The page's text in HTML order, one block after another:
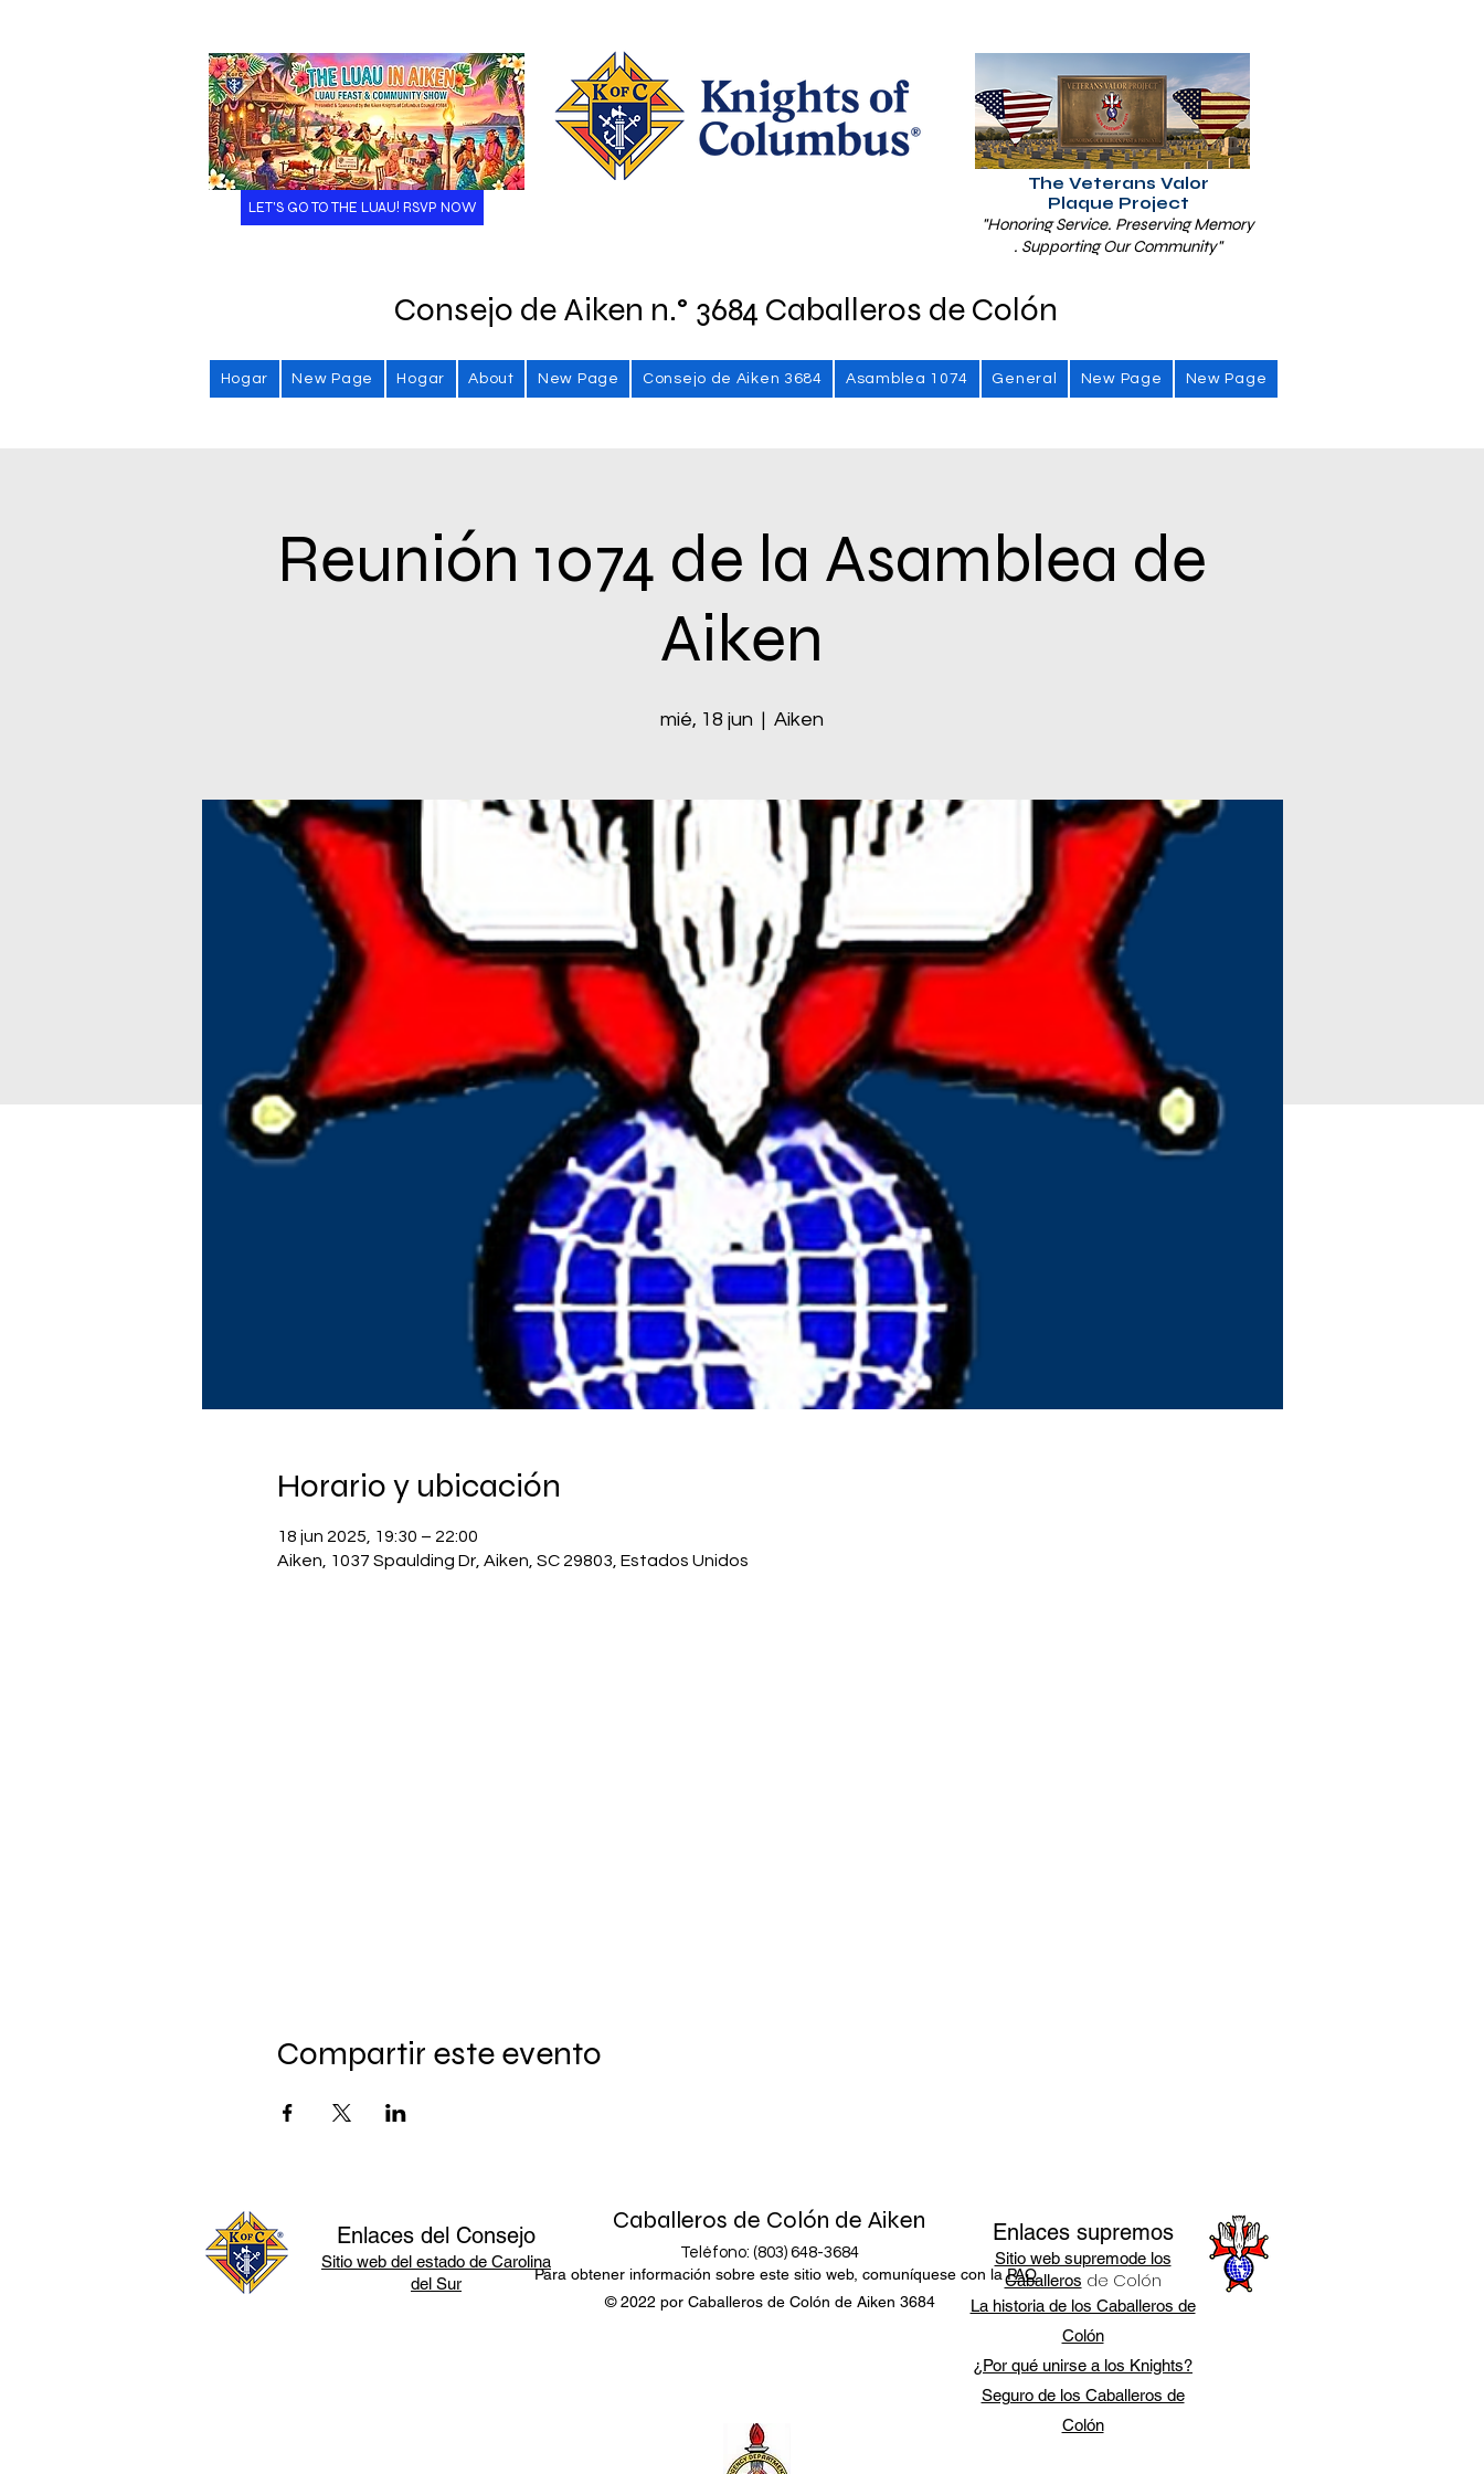
The Veterans Valor
Plaque Project
"Honoring Service. Preserving Memory
. Supporting Our Community"
LET'S GO TO THE LUAU! RSVP NOW
Consejo de Aiken n.° 3684 Caballeros de Colón
Hogar New Page Hogar About New Page Consejo de Aiken 3684 Asamblea 1074 General New Page New Page
Reunión 1074 de la Asamblea de
Aiken
mié, 18 jun
  |
Aiken
Horario y ubicación
18 jun 2025, 19:30 – 22:00
Aiken, 1037 Spaulding Dr, Aiken, SC 29803, Estados Unidos
Compartir este evento
Enlaces del Consejo
Sitio web del estado de Carolina
del Sur
Caballeros de Colón de Aiken
Teléfono: (803) 648-3684
© 2022 por Caballeros de Colón de Aiken 3684
Enlaces supremos
Sitio web supremode los
Caballeros de Colón
La historia de los Caballeros de
Colón
¿Por qué unirse a los Knights?
Seguro de los Caballeros de
Colón
Para obtener información sobre este sitio web, comuníquese con laPAO